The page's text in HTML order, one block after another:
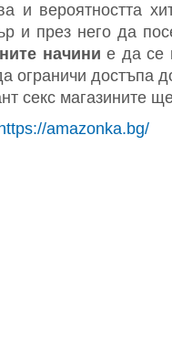
и вероятността
и през него да
начини е да се
ограничи достъпа
секс магазините
https://amazonka.bg/